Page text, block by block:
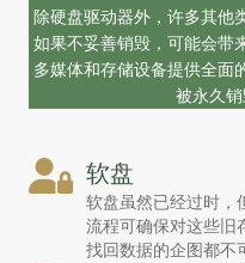
除硬盘驱动器外，许多其他
如果不妥善销毁，可能会带
多媒体和存储设备提供全面
被永久销
软盘
软盘虽然已经过时，
流程可确保对这些旧
找回数据的企图都不